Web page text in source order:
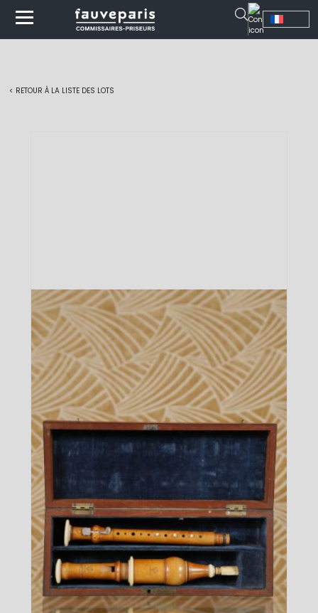
< RETOUR À LA LISTE DES LOTS